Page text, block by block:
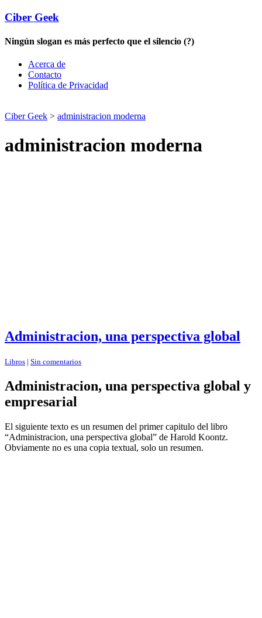
Ciber Geek
Ningún slogan es más perfecto que el silencio (?)
Acerca de
Contacto
Política de Privacidad
Ciber Geek > administracion moderna
administracion moderna
Administracion, una perspectiva global
Libros | Sin comentarios
Administracion, una perspectiva global y
empresarial
El siguiente texto es un resumen del primer capitulo del libro
“Administracion, una perspectiva global” de Harold Koontz.
Obviamente no es una copia textual, solo un resumen.